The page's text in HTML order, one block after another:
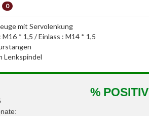
0
mit Servolenkung
M16 * 1,5 / Einlass : M14 * 1,5
Lenkspindel
% POSITIV